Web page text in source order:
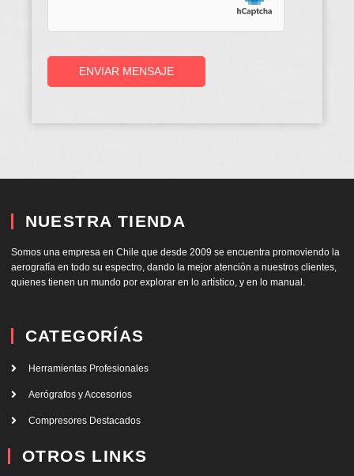
ENVIAR MENSAJE
NUESTRA TIENDA
Somos una empresa en Chile que desde 2009 se encuentra promoviendo la
aerografía en todo su espectro, dando la mejor atención a nuestros clientes,
quienes tienen un mundo por explorar en lo artístico, y en lo manual.
CATEGORÍAS
Herramientas Profesionales
Aerógrafos y Accesorios
Compresores Destacados
OTROS LINKS